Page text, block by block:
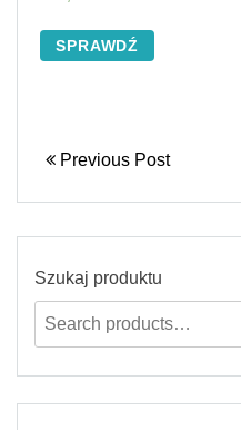
SPRAWDŹ
Previous Post
Szukaj produktu